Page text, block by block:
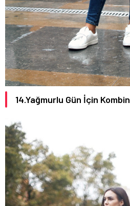
14.Yağmurlu Gün İçin Kombin